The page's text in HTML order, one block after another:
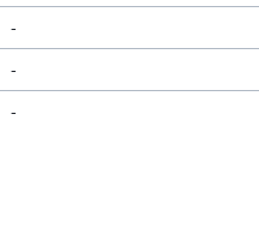
-
-
-